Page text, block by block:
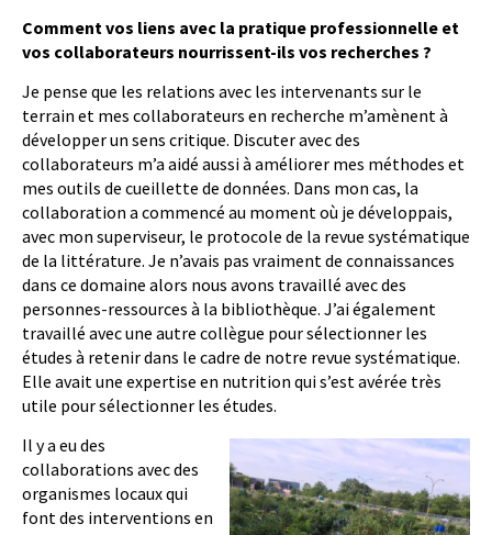
Comment vos liens avec la pratique professionnelle et
vos collaborateurs nourrissent-ils vos recherches ?
Je pense que les relations avec les intervenants sur le
terrain et mes collaborateurs en recherche m’amènent à
développer un sens critique. Discuter avec des
collaborateurs m’a aidé aussi à améliorer mes méthodes et
mes outils de cueillette de données. Dans mon cas, la
collaboration a commencé au moment où je développais,
avec mon superviseur, le protocole de la revue systématique
de la littérature. Je n’avais pas vraiment de connaissances
dans ce domaine alors nous avons travaillé avec des
personnes-ressources à la bibliothèque. J’ai également
travaillé avec une autre collègue pour sélectionner les
études à retenir dans le cadre de notre revue systématique.
Elle avait une expertise en nutrition qui s’est avérée très
utile pour sélectionner les études.
Il y a eu des
collaborations avec des
organismes locaux qui
font des interventions en